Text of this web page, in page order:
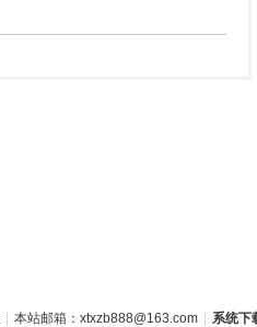
本站邮箱：xtxzb888@163.com 系统下